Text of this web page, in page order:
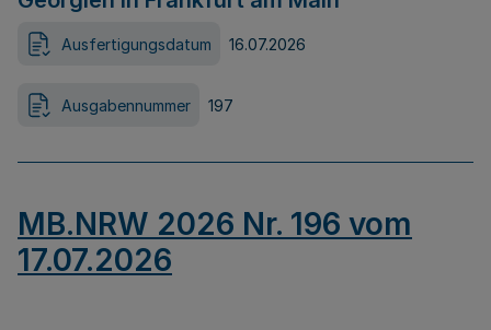
Ausfertigungsdatum 16.07.2026
Ausgabennummer 197
MB.NRW 2026 Nr. 196 vom
17.07.2026